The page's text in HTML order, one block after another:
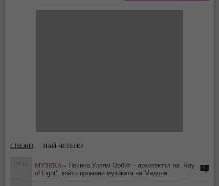
СВЕЖО НАЙ-ЧЕТЕНО
15:19 МУЗИКА » Почина Уилям Орбит – архитектът на „Ray
of Light“, който промени музиката на Мадона
0